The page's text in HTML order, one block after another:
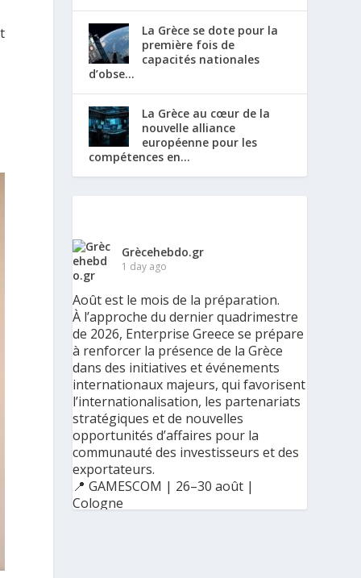
La Grèce se dote pour la
première fois de
capacités nationales
d’obse...
La Grèce au cœur de la
nouvelle alliance
européenne pour les
compétences en...
Grècehebdo.gr
1 day ago
Août est le mois de la préparation.
À l’approche du dernier quadrimestre
de 2026, Enterprise Greece se prépare
à renforcer la présence de la Grèce
dans des initiatives et événements
internationaux majeurs, qui favorisent
l’internationalisation, les partenariats
stratégiques et de nouvelles
opportunités d’affaires pour la
communauté des investisseurs et des
exportateurs.
📍 GAMESCOM | 26–30 août |
Cologne